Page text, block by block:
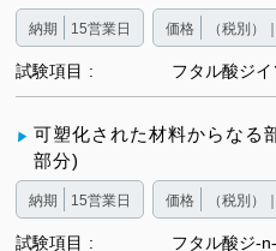
納期 15営業日 価格 （税別）
試験項目 フタル酸ジ
可塑化された材料からなる
部分)
納期 15営業日 価格 （税別）
試験項目
フタル酸ジ-